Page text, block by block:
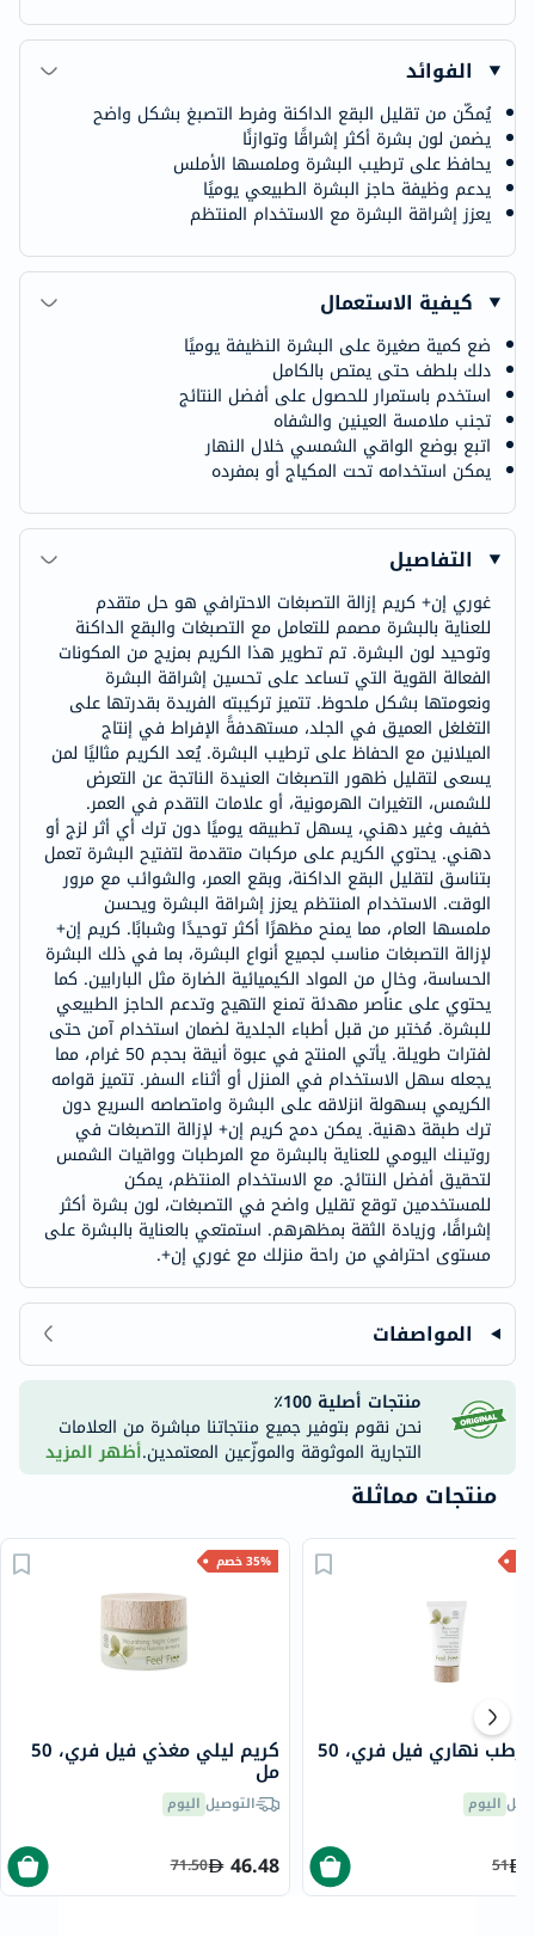
الفوائد
يُمكّن من تقليل البقع الداكنة وفرط التصبغ بشكل واضح
يضمن لون بشرة أكثر إشراقًا وتوازنًا
يحافظ على ترطيب البشرة وملمسها الأملس
يدعم وظيفة حاجز البشرة الطبيعي يوميًا
يعزز إشراقة البشرة مع الاستخدام المنتظم
كيفية الاستعمال
ضع كمية صغيرة على البشرة النظيفة يوميًا
دلك بلطف حتى يمتص بالكامل
استخدم باستمرار للحصول على أفضل النتائج
تجنب ملامسة العينين والشفاه
اتبع بوضع الواقي الشمسي خلال النهار
يمكن استخدامه تحت المكياج أو بمفرده
التفاصيل
غوري إن+ كريم إزالة التصبغات الاحترافي هو حل متقدم
للعناية بالبشرة مصمم للتعامل مع التصبغات والبقع الداكنة
وتوحيد لون البشرة. تم تطوير هذا الكريم بمزيج من المكونات
الفعالة القوية التي تساعد على تحسين إشراقة البشرة
ونعومتها بشكل ملحوظ. تتميز تركيبته الفريدة بقدرتها على
التغلغل العميق في الجلد، مستهدفةً الإفراط في إنتاج
الميلانين مع الحفاظ على ترطيب البشرة. يُعد الكريم مثاليًا لمن
يسعى لتقليل ظهور التصبغات العنيدة الناتجة عن التعرض
للشمس، التغيرات الهرمونية، أو علامات التقدم في العمر.
خفيف وغير دهني، يسهل تطبيقه يوميًا دون ترك أي أثر لزج أو
دهني. يحتوي الكريم على مركبات متقدمة لتفتيح البشرة تعمل
بتناسق لتقليل البقع الداكنة، وبقع العمر، والشوائب مع مرور
الوقت. الاستخدام المنتظم يعزز إشراقة البشرة ويحسن
ملمسها العام، مما يمنح مظهرًا أكثر توحيدًا وشبابًا. كريم إن+
لإزالة التصبغات مناسب لجميع أنواع البشرة، بما في ذلك البشرة
الحساسة، وخالٍ من المواد الكيميائية الضارة مثل البارابين. كما
يحتوي على عناصر مهدئة تمنع التهيج وتدعم الحاجز الطبيعي
للبشرة. مُختبر من قبل أطباء الجلدية لضمان استخدام آمن حتى
لفترات طويلة. يأتي المنتج في عبوة أنيقة بحجم 50 غرام، مما
يجعله سهل الاستخدام في المنزل أو أثناء السفر. تتميز قوامه
الكريمي بسهولة انزلاقه على البشرة وامتصاصه السريع دون
ترك طبقة دهنية. يمكن دمج كريم إن+ لإزالة التصبغات في
روتينك اليومي للعناية بالبشرة مع المرطبات وواقيات الشمس
لتحقيق أفضل النتائج. مع الاستخدام المنتظم، يمكن
للمستخدمين توقع تقليل واضح في التصبغات، لون بشرة أكثر
إشراقًا، وزيادة الثقة بمظهرهم. استمتعي بالعناية بالبشرة على
مستوى احترافي من راحة منزلك مع غوري إن+.
المواصفات
منتجات أصلية 100٪
نحن نقوم بتوفير جميع منتجاتنا مباشرة من العلامات
التجارية الموثوقة والموزّعين المعتمدين.أظهر المزيد
منتجات مماثلة
35% خصم
كريم ليلي مغذي فيل فري، 50
مل
التوصيل اليوم
46.48
71.50
كريم مرطب نهاري فيل فري، 50
اليوم
51